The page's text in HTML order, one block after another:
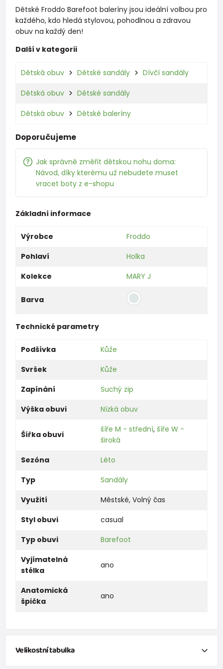
Dětské Froddo Barefoot baleríny jsou ideální volbou pro
každého, kdo hledá stylovou, pohodlnou a zdravou
obuv na každý den!
Další v kategorii
Dětská obuv Dětské sandály Dívčí sandály
Dětská obuv Dětské sandály
Dětská obuv Dětské baleríny
Doporučujeme
Jak správně změřit dětskou nohu doma:
Návod, díky kterému už nebudete muset
vracet boty z e-shopu
Základní informace
Výrobce
Froddo
Pohlaví
Holka
Kolekce
MARY J
Barva
Technické parametry
Podšívka
Kůže
Svršek
Kůže
Zapínání
Suchý zip
Výška obuvi
Nízká obuv
Šířka obuvi
šíře M - střední, šíře W -
široká
Sezóna
Léto
Typ
Sandály
Využití
Městské, Volný čas
Styl obuvi
casual
Typ obuvi
Barefoot
Vyjímatelná
stélka
ano
Anatomická
špička
ano
Velikostní tabulka